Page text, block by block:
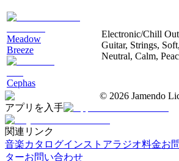
Meadow
Breeze
Cephas
Electronic/Chill
Guitar, Strings, Soft,
Neutral, Calm,
© 2026 Jamendo
アプリを入手
関連リンク
音楽カタログインストアラジオ料金お
ターお問い合わせ